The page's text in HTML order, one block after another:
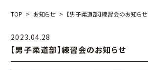
TOP お知らせ 【男子柔道部】練習会のお知らせ
2023.04.28
【男子柔道部】練習会のお知らせ